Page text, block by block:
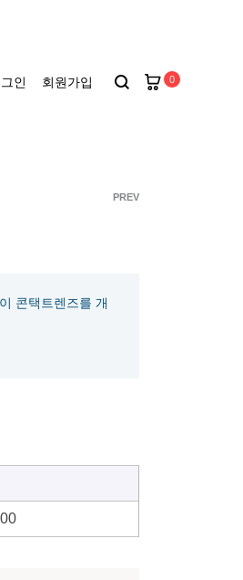
인 회원가입 0
PREV
콘택트렌즈를 개